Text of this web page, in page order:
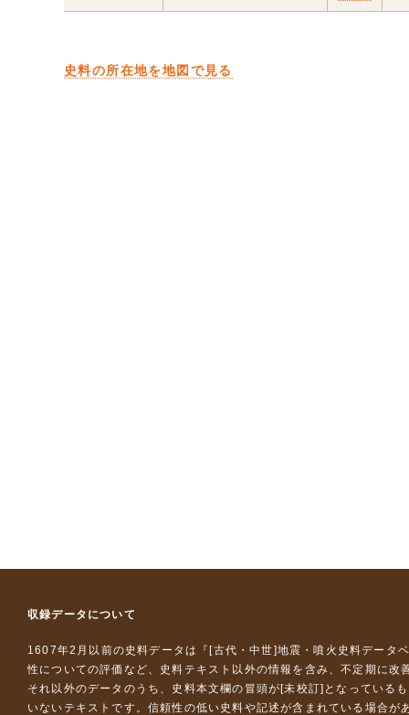
史料の所在地を地図で見る
収録データについて
1607年2月以前の史料データは『 [古代・中世]地震・噴火史料データ
性についての評価など、史料テキスト以外の情報を含み、不定期に改
それ以外のデータのうち、史料本文欄の冒頭が[未校訂]となっている
いないテキストです。信頼性の低い史料や記述が含まれている場合が